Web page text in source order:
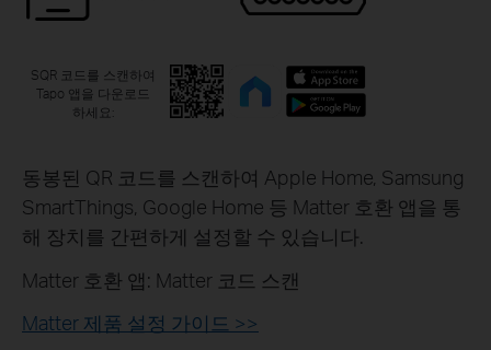
SQR 코드를 스캔하여
Tapo 앱을 다운로드
하세요:
동봉된 QR 코드를 스캔하여 Apple Home, Samsung
SmartThings, Google Home 등 Matter 호환 앱을 통
해 장치를 간편하게 설정할 수 있습니다.
Matter 호환 앱: Matter 코드 스캔
Matter 제품 설정 가이드 >>